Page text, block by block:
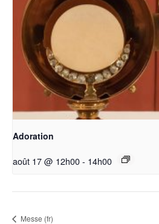
Adoration
août 17 @ 12h00- 14h00
Messe (fr)